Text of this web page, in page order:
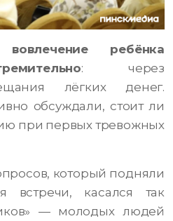
вовлечение ребёнка
: через
лёгких денег.
обсуждали, стоит ли
при первых тревожных
который подняли
встречи, касался так
— молодых людей